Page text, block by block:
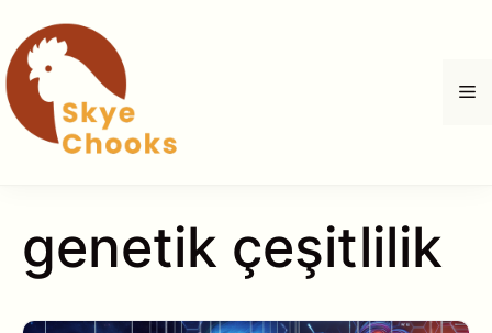
atla
genetik çeşitlilik